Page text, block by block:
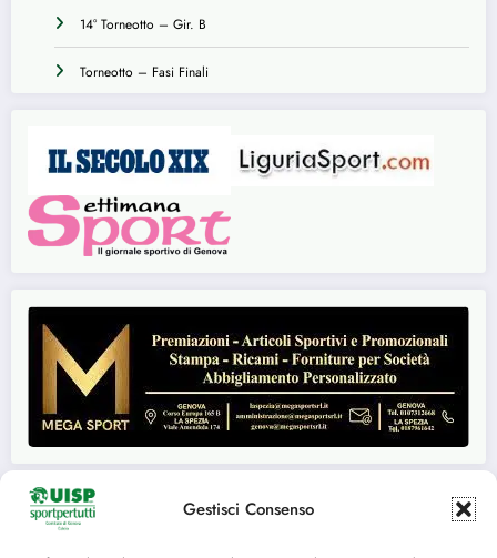
Gestisci Consenso
14° Torneotto – Gir. B
Torneotto – Fasi Finali